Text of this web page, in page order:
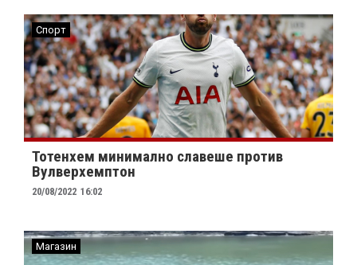
Спорт
Тотенхем минимално славеше против
Вулверхемптон
20/08/2022 16:02
Магазин